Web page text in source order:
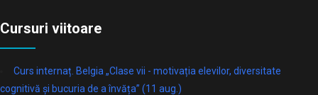
Cursuri viitoare
Curs internaț. Belgia „Clase vii - motivația elevilor, diversitate
cognitivă și bucuria de a învăța” (11 aug.)